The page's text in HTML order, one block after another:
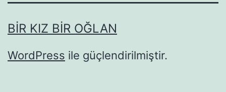
BIR KIZ BIR OĞLAN
WordPress ile güçlendirilmiştir.